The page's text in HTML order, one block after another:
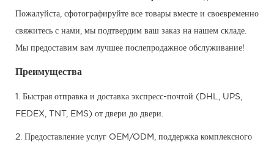
Пожалуйста, сфотографируйте все товары вместе и своевременно
свяжитесь с нами, мы подтвердим ваш заказ на нашем складе.
Мы предоставим вам лучшее послепродажное обслуживание!
Преимущества
1. Быстрая отправка и доставка экспресс-почтой (DHL, UPS,
FEDEX, TNT, EMS) от двери до двери.
2. Предоставление услуг OEM/ODM, поддержка комплексного